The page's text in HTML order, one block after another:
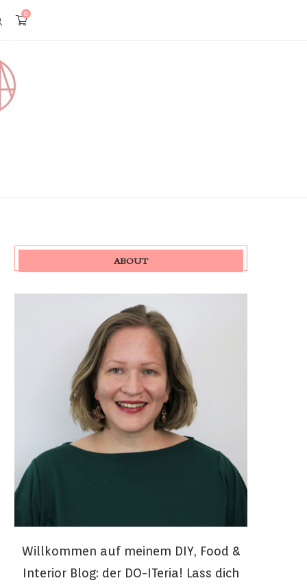
0
ABOUT
Willkommen auf meinem DIY, Food &
Interior Blog: der DO-ITeria! Lass dich